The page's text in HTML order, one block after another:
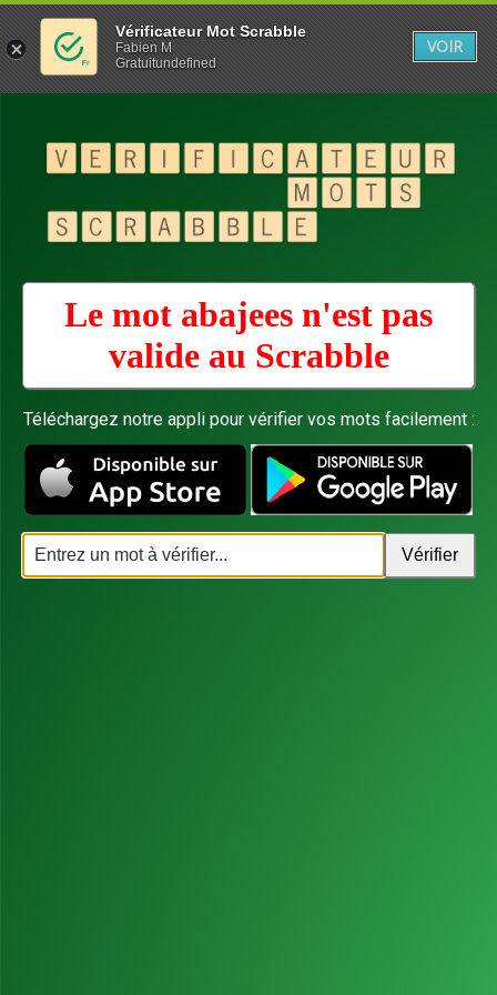
Le mot abajees n'est pas
valide au Scrabble
Téléchargez notre appli pour vérifier vos mots facilement :
Vérificateur Mot Scrabble
Fabien M
Gratuitundefined
VOIR